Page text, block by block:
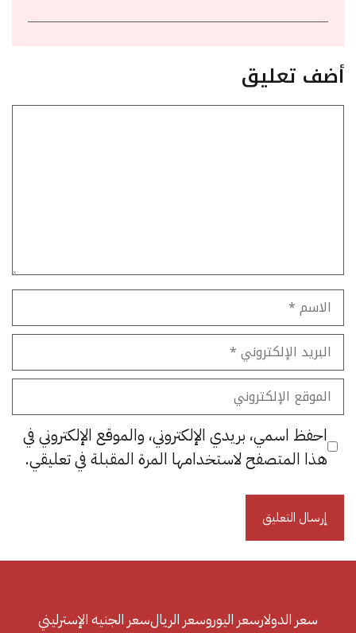
أضف تعليق
الاسم
البريد
الإلكتروني
الموقع
الإلكتروني
احفظ اسمي، بريدي الإلكتروني، والموقع الإلكتروني في
هذا المتصفح لاستخدامها المرة المقبلة في تعليقي.
سعر الدولارسعر اليوروسعر الريالسعر الجنيه الإسترليني